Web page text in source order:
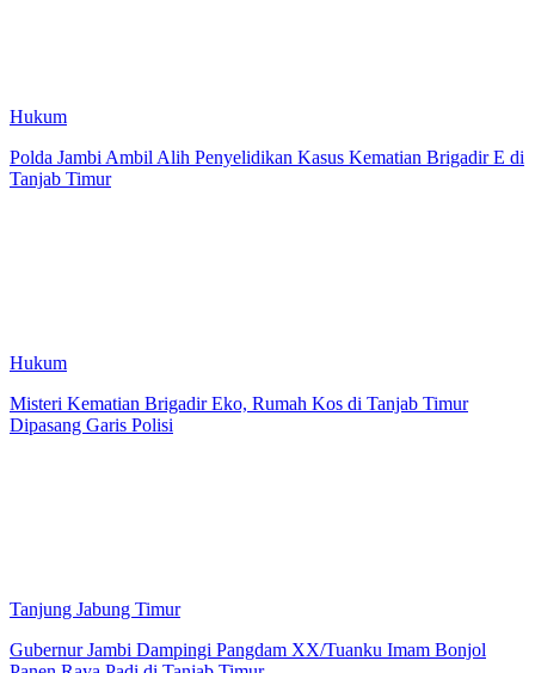
Hukum
Polda Jambi Ambil Alih Penyelidikan Kasus Kematian Brigadir E di
Tanjab Timur
Hukum
Misteri Kematian Brigadir Eko, Rumah Kos di Tanjab Timur
Dipasang Garis Polisi
Tanjung Jabung Timur
Gubernur Jambi Dampingi Pangdam XX/Tuanku Imam Bonjol